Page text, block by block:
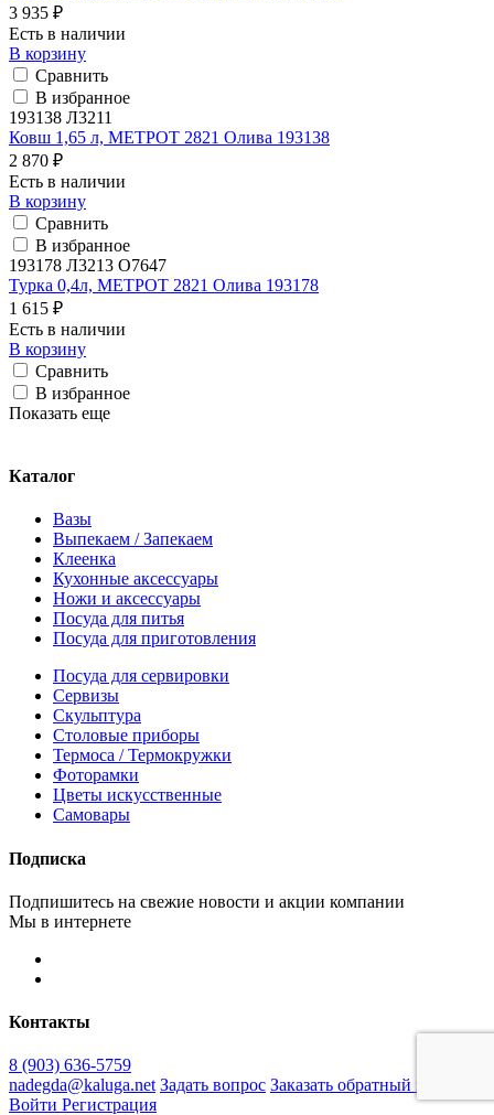
3 935 ₽
Есть в наличии
В корзину
Сравнить
В избранное
193138 Л3211
Ковш 1,65 л, МЕТРОТ 2821 Олива 193138
2 870 ₽
Есть в наличии
В корзину
Сравнить
В избранное
193178 Л3213 О7647
Турка 0,4л, МЕТРОТ 2821 Олива 193178
1 615 ₽
Есть в наличии
В корзину
Сравнить
В избранное
Показать еще
Каталог
Вазы
Выпекаем / Запекаем
Клеенка
Кухонные аксессуары
Ножи и аксессуары
Посуда для питья
Посуда для приготовления
Посуда для сервировки
Сервизы
Скульптура
Столовые приборы
Термоса / Термокружки
Фоторамки
Цветы искусственные
Самовары
Подписка
Подпишитесь на свежие новости и акции компании
Мы в интернете
Контакты
8 (903) 636-5759
nadegda@kaluga.net Задать вопрос Заказать обратный звонок
Войти Регистрация